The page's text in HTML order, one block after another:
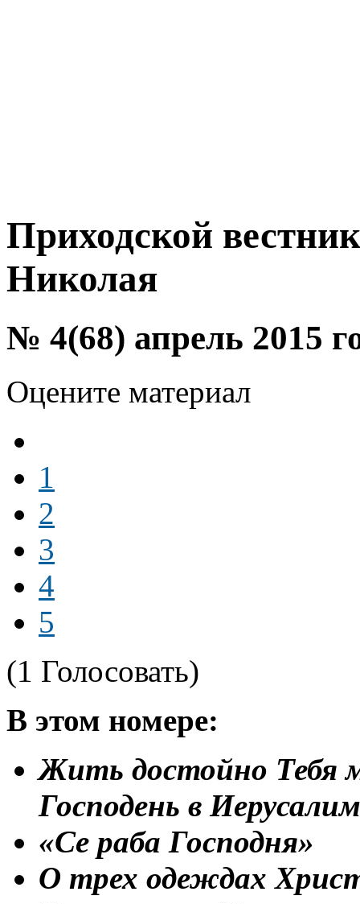
Приходской
Николая
№ 4(68) апрель 2015
Оцените материал
1
2
3
4
5
(1 Голосовать)
В этом номере:
Жить достойно Тебя
Господень в
«Се раба Господня»
О трех одеждах